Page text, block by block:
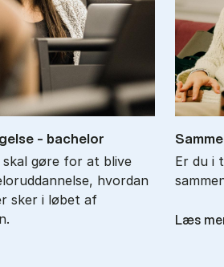
- ba­chel­or
gøre for at blive
hvordan
sker i løbet af
Er du i
Læs